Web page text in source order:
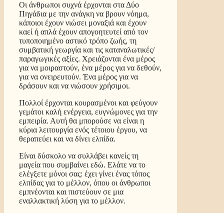
Οι άνθρωποι συχνά έρχονται στα Δύο
Πηγάδια με την ανάγκη να βρουν νόημα,
κάποιοι έχουν νιώσει μοναξιά και έχουν
καεί ή απλά έχουν απογοητευτεί από τον
τυποποιημένο αστικό τρόπο ζωής, τη
συμβατική γεωργία και τις καταναλωτικές/
παραγωγικές αξίες. Χρειάζονται ένα μέρος
για να μοιραστούν, ένα μέρος για να δεθούν,
για να ονειρευτούν. Ένα μέρος για να
δράσουν και να νιώσουν χρήσιμοι.
Πολλοί έρχονται κουρασμένοι και φεύγουν
γεμάτοι καλή ενέργεια, ευγνώμονες για την
εμπειρία. Αυτή θα μπορούσε να είναι η
κύρια λειτουργία ενός τέτοιου έργου, να
θεραπεύει και να δίνει ελπίδα.
Είναι δύσκολο να συλλάβει κανείς τη
μαγεία που συμβαίνει εδώ. Ελάτε να το
ελέγξετε μόνοι σας: έχει γίνει ένας τόπος
ελπίδας για το μέλλον, όπου οι άνθρωποι
εμπνέονται και πιστεύουν σε μια
εναλλακτική λύση για το μέλλον.